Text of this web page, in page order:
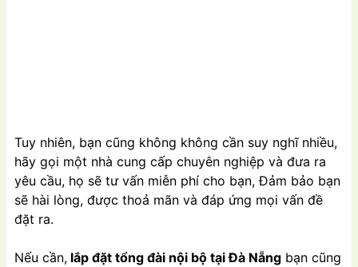
Tuy nhiên, bạn cũng không không cần suy nghĩ nhiều,
hãy gọi một nhà cung cấp chuyên nghiệp và đưa ra
yêu cầu, họ sẽ tư vấn miễn phí cho bạn, Đảm bảo bạn
sẽ hài lòng, được thoả mãn và đáp ứng mọi vấn đề
đặt ra.
Nếu cần, lắp đặt tổng đài nội bộ tại Đà Nẵng bạn cũng